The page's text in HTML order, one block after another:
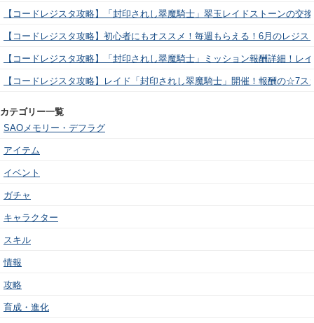
【コードレジスタ攻略】「封印されし翠魔騎士」翠玉レイドストーンの交
【コードレジスタ攻略】初心者にもオススメ！毎週もらえる！6月のレジ
【コードレジスタ攻略】「封印されし翠魔騎士」ミッション報酬詳細！レ
【コードレジスタ攻略】レイド「封印されし翠魔騎士」開催！報酬の☆7
カテゴリー一覧
SAOメモリー・デフラグ
アイテム
イベント
ガチャ
キャラクター
スキル
情報
攻略
育成・進化